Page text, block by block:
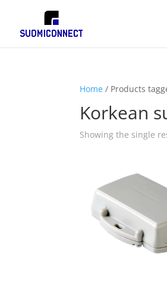
Home / Products
Korkean
Showing the single